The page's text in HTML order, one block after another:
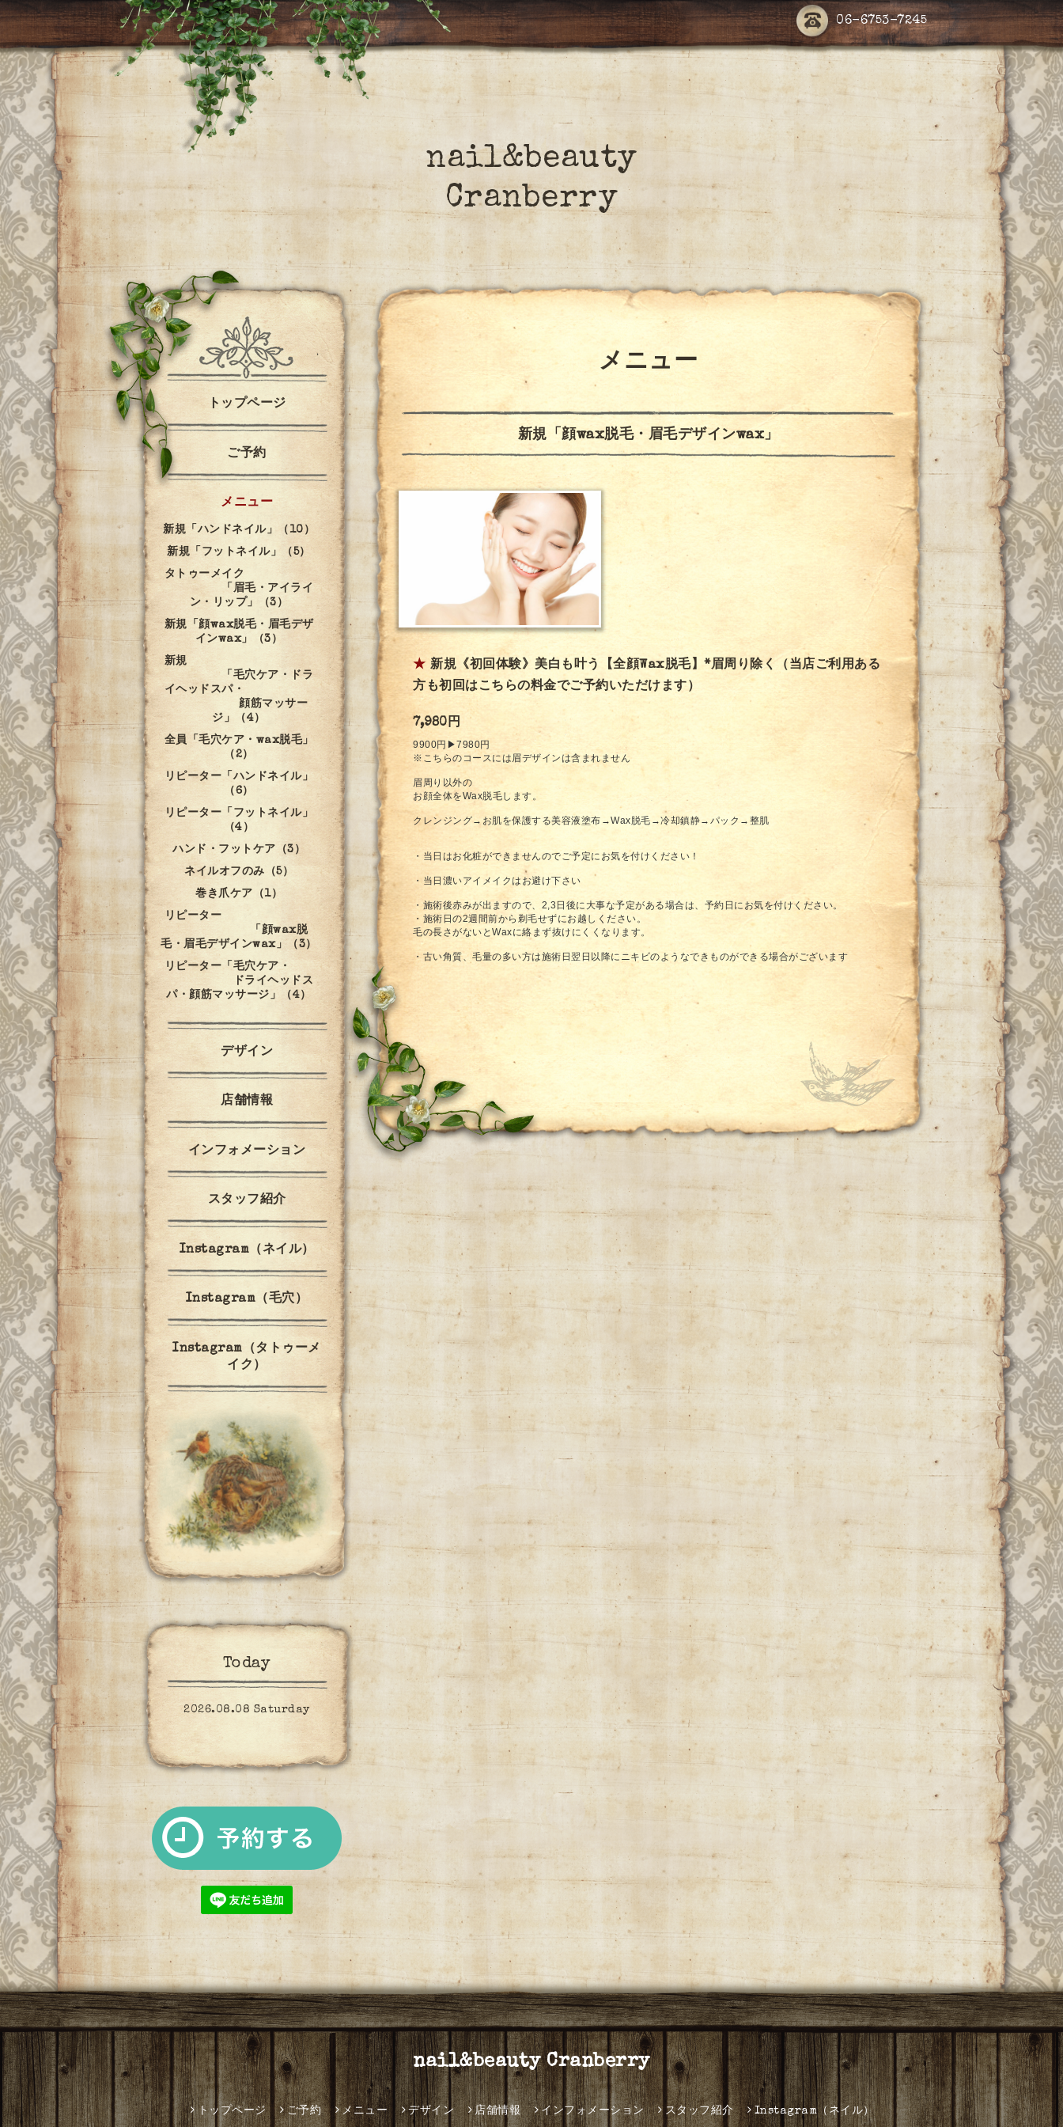
06-6753-7245
nail&beauty
Cranberry
メニュー
新規「顔wax脱毛・眉毛デザインwax」
★ 新規《初回体験》美白も叶う【全顔Wax脱毛】*眉周り除く（当店ご利用ある
方も初回はこちらの料金でご予約いただけます）
7,980円
9900円▶︎7980円
※こちらのコースには眉デザインは含まれません
眉周り以外の
お顔全体をWax脱毛します。
クレンジング→お肌を保護する美容液塗布→Wax脱毛→冷却鎮静→パック→整肌
・当日はお化粧ができませんのでご予定にお気を付けください！
・当日濃いアイメイクはお避け下さい
・施術後赤みが出ますので、2,3日後に大事な予定がある場合は、予約日にお気を付けください。
・施術日の2週間前から剃毛せずにお越しください。
毛の長さがないとWaxに絡まず抜けにくくなります。
・古い角質、毛量の多い方は施術日翌日以降にニキビのようなできものができる場合がございます
トップページ
ご予約
メニュー
新規「ハンドネイル」（10）
新規「フットネイル」（5）
タトゥーメイク
「眉毛・アイライ
ン・リップ」（3）
新規「顔wax脱毛・眉毛デザ
インwax」（3）
新規
「毛穴ケア・ドラ
イヘッドスパ・
顔筋マッサー
ジ」（4）
全員「毛穴ケア・wax脱毛」
（2）
リピーター「ハンドネイル」
（6）
リピーター「フットネイル」
（4）
ハンド・フットケア（3）
ネイルオフのみ（5）
巻き爪ケア（1）
リピーター
「顔wax脱
毛・眉毛デザインwax」（3）
リピーター「毛穴ケア・
ドライヘッドス
パ・顔筋マッサージ」（4）
デザイン
店舗情報
インフォメーション
スタッフ紹介
Instagram（ネイル）
Instagram（毛穴）
Instagram（タトゥーメ
イク）
Today
2026.08.08 Saturday
nail&beauty Cranberry
トップページ ご予約 メニュー デザイン 店舗情報 インフォメーション スタッフ紹介 Instagram（ネイル）